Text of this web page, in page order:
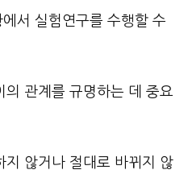
서 실험연구를 수행할 수
의 관계를 규명하는 데 중요
않거나 절대로 바뀌지 않